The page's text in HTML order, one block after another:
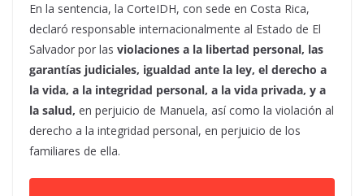
En la sentencia, la CorteIDH, con sede en Costa Rica,
declaró responsable internacionalmente al Estado de El
Salvador por las violaciones a la libertad personal, las
garantías judiciales, igualdad ante la ley, el derecho a
la vida, a la integridad personal, a la vida privada, y a
la salud, en perjuicio de Manuela, así como la violación al
derecho a la integridad personal, en perjuicio de los
familiares de ella.